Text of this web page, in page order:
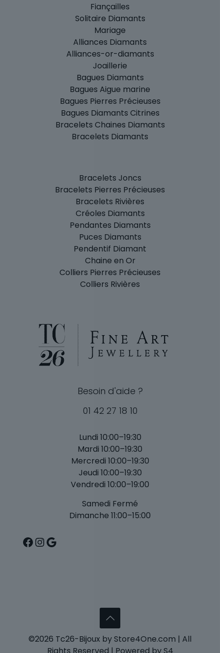
Fiançailles
Solitaire Diamants
Mariage
Alliances Diamants
Alliances-or-diamants
Joaillerie
Bagues Diamants
Bagues Aigue marine
Bagues Pierres Précieuses
Bagues Diamants Citrines
Bracelets Chaines Diamants
Bracelets Diamants
Bracelets Joncs
Bracelets Pierres Précieuses
Bracelets Rivières
Créoles Diamants
Pendantes Diamants
Puces Diamants
Pendentif Diamant
Chaine en Or
Colliers Pierres Précieuses
Colliers Rivières
Besoin d'aide ?
01 42 27 18 10
Lundi 10:00–19:30
Mardi 10:00–19:30
Mercredi 10:00–19:30
Jeudi 10:00–19:30
Vendredi 10:00–19:00
Samedi Fermé
Dimanche 11:00–15:00
Facebook
Instagram
Google
©2026 Tc26-Bijoux by Store4One.com | All